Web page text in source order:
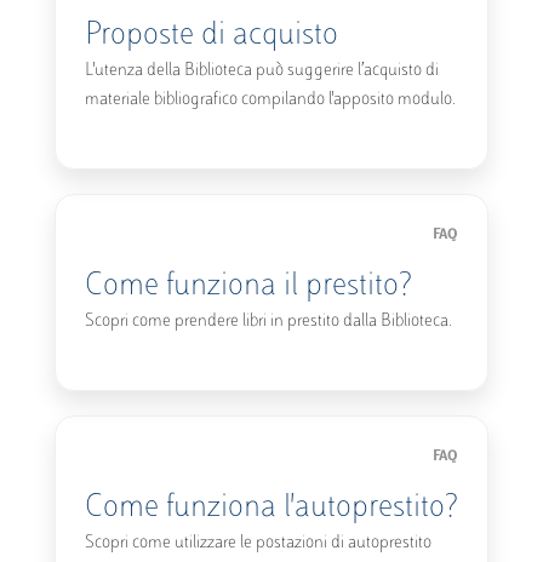
Proposte di acquisto
L'utenza della Biblioteca può suggerire l’acquisto di
materiale bibliografico compilando l'apposito modulo.
FAQ
Come funziona il prestito?
Scopri come prendere libri in prestito dalla Biblioteca.
FAQ
Come funziona l'autoprestito?
Scopri come utilizzare le postazioni di autoprestito